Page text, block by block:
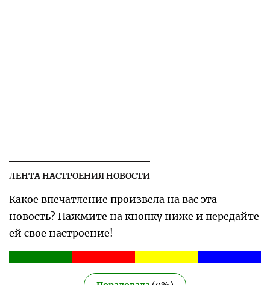
ЛЕНТА НАСТРОЕНИЯ НОВОСТИ
Какое впечатление произвела на вас эта
новость? Нажмите на кнопку ниже и передайте
ей свое настроение!